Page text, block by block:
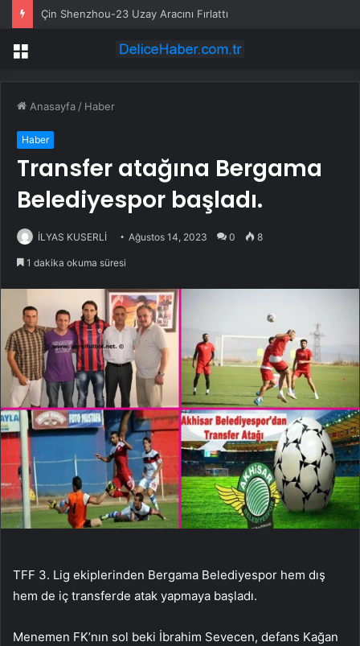
Çin Shenzhou-23 Uzay Aracını Fırlattı
Menü
Anasayfa / Haber
Haber
Transfer atağına Bergama
Belediyespor başladı.
İLYAS KUSERLİ Ağustos 14, 2023 0 8
1 dakika okuma süresi
TFF 3. Lig ekiplerinden Bergama Belediyespor hem dış
hem de iç transferde atak yapmaya başladı.
Menemen FK’nın sol beki İbrahim Sevecen, defans Kağan